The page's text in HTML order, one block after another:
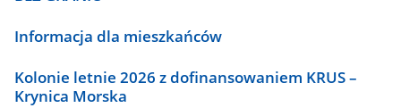
Informacja dla mieszkańców
Kolonie letnie 2026 z dofinansowaniem KRUS –
Krynica Morska